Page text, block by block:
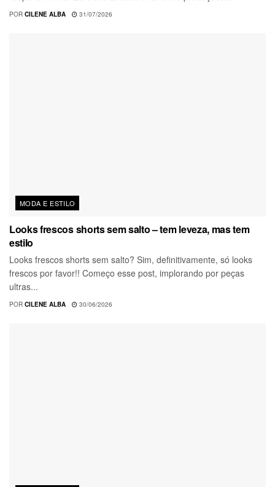
POR CILENE ALBA 31/07/2026
MODA E ESTILO
Looks frescos shorts sem salto – tem leveza, mas tem
estilo
Looks frescos shorts sem salto? Sim, definitivamente, só looks
frescos por favor!! Começo esse post, implorando por peças
ultras...
POR CILENE ALBA 30/06/2026